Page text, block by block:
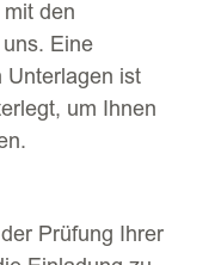
den
Eine
Unterlagen ist
um Ihnen
Prüfung Ihrer